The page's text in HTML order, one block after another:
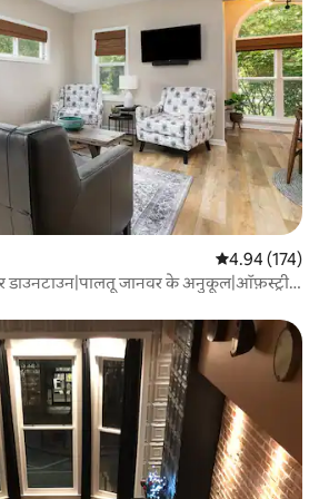
औसत रेटिंग 5 में से
4.94 (174)
डाउनटाउन|पालतू जानवर के अनुकूल|ऑफ़स्ट्रीट